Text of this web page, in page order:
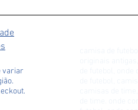
variar